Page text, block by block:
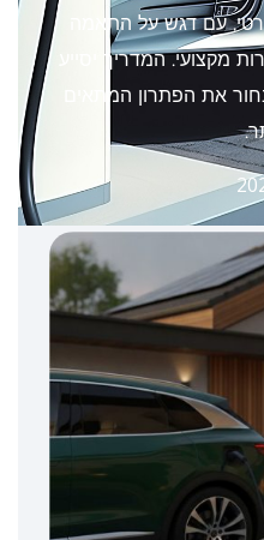
עם דגש על התאמה
מקצועי. המדריך יסייע
את הפתרון המתאים